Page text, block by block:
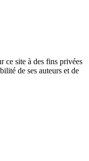
ce site à des fins privées
de ses auteurs et de